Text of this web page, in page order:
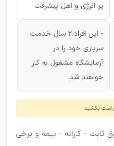
پر انرژی و اهل پیشرفت
- این افراد 2 سال خدمت
سربازی خود را در
آزمایشگاه مشغول به کار
خواهند شد.
بکشید
ثابت - کارانه - بیمه و برخی